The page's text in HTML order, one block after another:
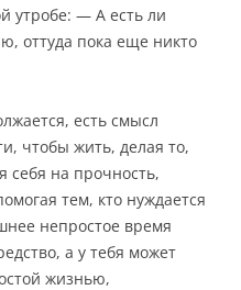
утробе: — А есть ли
оттуда пока еще никто
есть смысл
чтобы жить, делая то,
себя на прочность,
тем, кто нуждается
непростое время
а у тебя может
жизнью,